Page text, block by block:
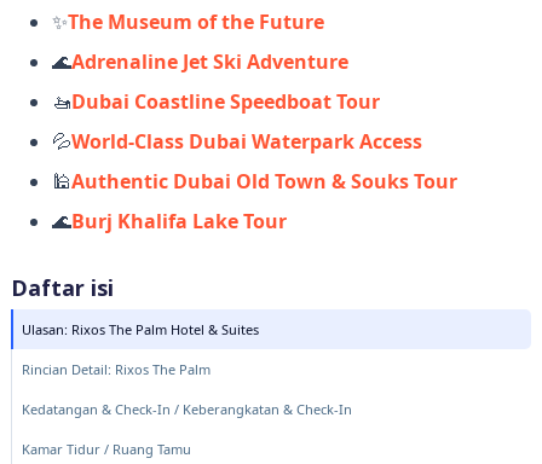
✨The Museum of the Future
🌊Adrenaline Jet Ski Adventure
🚤Dubai Coastline Speedboat Tour
💦World-Class Dubai Waterpark Access
🕌Authentic Dubai Old Town & Souks Tour
🌊Burj Khalifa Lake Tour
Daftar isi
Ulasan: Rixos The Palm Hotel & Suites
Rincian Detail: Rixos The Palm
Kedatangan & Check-In / Keberangkatan & Check-In
Kamar Tidur / Ruang Tamu